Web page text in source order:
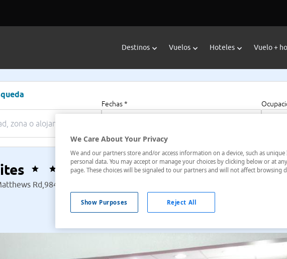
Destinos Vuelos Hoteles Vuelo +
Fechas *
Rd,9840 , Pineville, Carolina Del Norte, Estados Unidos
We Care About Your Privacy
We and our partners store and/or access information on a device, such as unique
personal data. You may accept or manage your choices by clicking below or at
page. These choices will be signaled to our partners and will not affect browsing
Show Purposes Reject All